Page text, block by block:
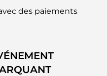
les plus
des paiements